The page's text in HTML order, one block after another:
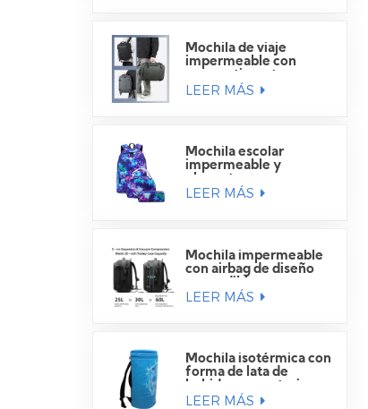
Mochila de viaje
impermeable con
portátil
LEER MÁS
Mochila escolar
impermeable y
estudiantes.
LEER MÁS
Mochila impermeable
con airbag de diseño
LEER MÁS
Mochila isotérmica con
forma de lata de
LEER MÁS